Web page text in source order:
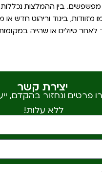
מפשפשים. בין ההמלצות
מזוודות, ביגוד וריהוט חדש או
לאחר טיולים או שהייה
יצירת קשר
פרטים ונחזור בהקדם,
ללא עלות!